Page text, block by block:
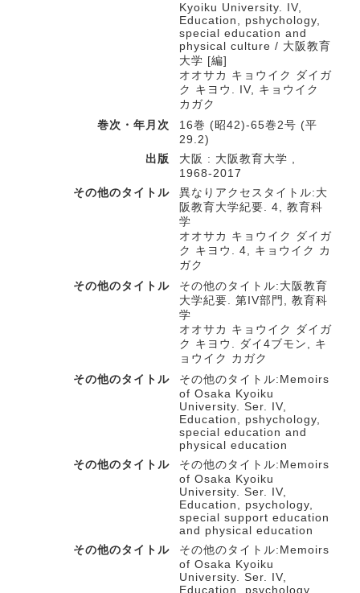
Kyoiku University. IV,
Education, pshychology,
special education and
physical culture / 大阪教育
大学 [編]
オオサカ キョウイク ダイガ
ク キヨウ. IV, キョウイク
カガク
巻次・年月次
16巻 (昭42)-65巻2号 (平
29.2)
出版
大阪 : 大阪教育大学 ,
1968-2017
その他のタイトル
異なりアクセスタイトル:大
阪教育大学紀要. 4, 教育科
学
オオサカ キョウイク ダイガ
ク キヨウ. 4, キョウイク カ
ガク
その他のタイトル
その他のタイトル:大阪教育
大学紀要. 第IV部門, 教育科
学
オオサカ キョウイク ダイガ
ク キヨウ. ダイ4ブモン, キ
ョウイク カガク
その他のタイトル
その他のタイトル:Memoirs
of Osaka Kyoiku
University. Ser. IV,
Education, pshychology,
special education and
physical education
その他のタイトル
その他のタイトル:Memoirs
of Osaka Kyoiku
University. Ser. IV,
Education, psychology,
special support education
and physical education
その他のタイトル
その他のタイトル:Memoirs
of Osaka Kyoiku
University. Ser. IV,
Education, psychology,